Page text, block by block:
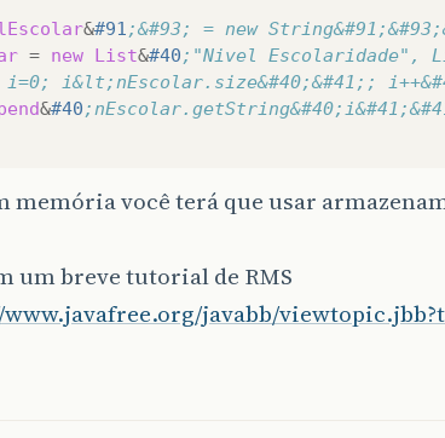
&#91 ;&#93; = new
= new List&#40;"Nivel Escolaridade",
i&lt;nEscolar.size&#40;&#41;;
&#40
memória você terá que usar
um breve tutorial de RMS
javabb/